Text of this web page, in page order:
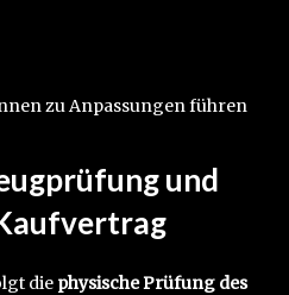
zu Anpassungen führen
und
die physische Prüfung des